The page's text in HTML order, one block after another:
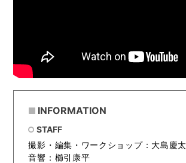
INFORMATION
STAFF
撮影・編集・ワークショップ：大島慶太
音響：櫛引康平